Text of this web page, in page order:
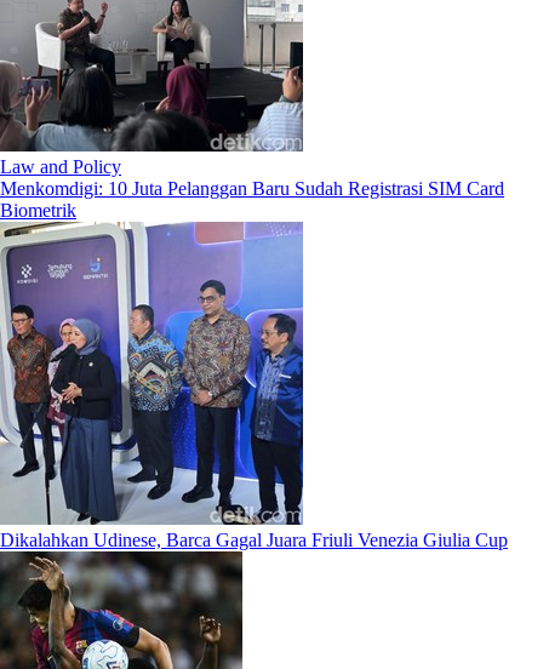
Law and Policy
Menkomdigi: 10 Juta Pelanggan Baru Sudah Registrasi SIM Card
Biometrik
Dikalahkan Udinese, Barca Gagal Juara Friuli Venezia Giulia Cup